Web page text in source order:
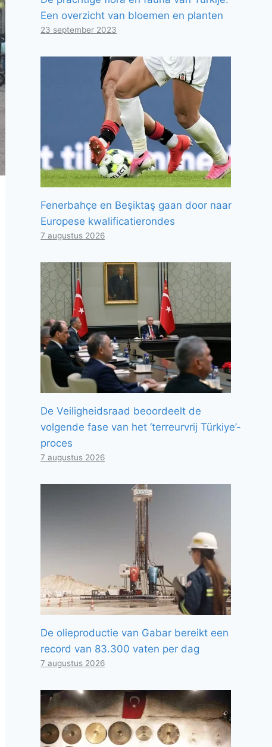
Een overzicht van bloemen en planten
23 september 2023
Fenerbahçe en Beşiktaş gaan door naar
Europese kwalificatierondes
7 augustus 2026
De Veiligheidsraad beoordeelt de
volgende fase van het ‘terreurvrij Türkiye’-
proces
7 augustus 2026
De olieproductie van Gabar bereikt een
record van 83.300 vaten per dag
7 augustus 2026